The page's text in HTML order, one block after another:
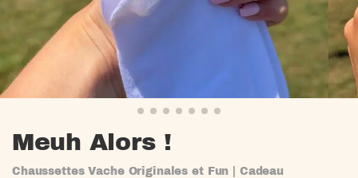
Chaussettes Vache Originales et Fun | Cadeau
Meuh Alors !